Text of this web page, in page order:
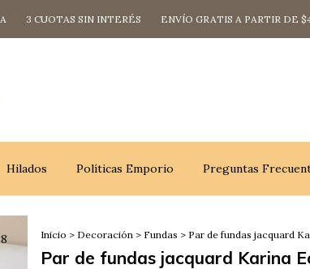
3 CUOTAS SIN INTERÉS ENVÍO GRATIS A PARTIR DE
Hilados Políticas Emporio Preguntas
8 Inicio > Decoración > Fundas > Par de fundas jacquard
Par de fundas jacquard Karina